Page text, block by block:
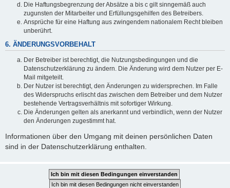
Die Haftungsbegrenzung der Absätze a bis c gilt sinngemäß auch
zugunsten der Mitarbeiter und Erfüllungsgehilfen des Betreibers.
Ansprüche für eine Haftung aus zwingendem nationalem Recht bleiben
unberührt.
6. ÄNDERUNGSVORBEHALT
Der Betreiber ist berechtigt, die Nutzungsbedingungen und die
Datenschutzerklärung zu ändern. Die Änderung wird dem Nutzer per E-
Mail mitgeteilt.
Der Nutzer ist berechtigt, den Änderungen zu widersprechen. Im Falle
des Widerspruchs erlischt das zwischen dem Betreiber und dem Nutzer
bestehende Vertragsverhältnis mit sofortiger Wirkung.
Die Änderungen gelten als anerkannt und verbindlich, wenn der Nutzer
den Änderungen zugestimmt hat.
Informationen über den Umgang mit deinen persönlichen Daten
sind in der Datenschutzerklärung enthalten.